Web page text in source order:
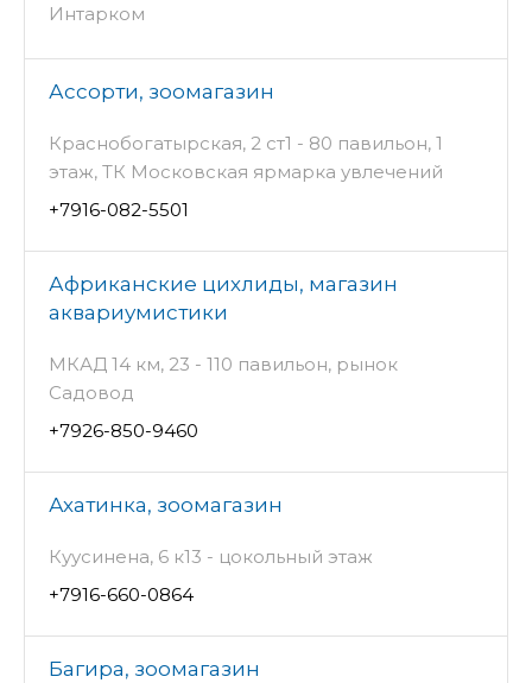
Интарком
Ассорти, зоомагазин
Краснобогатырская, 2 ст1 - 80 павильон, 1
этаж, ТК Московская ярмарка увлечений
+7916-082-5501
Африканские цихлиды, магазин
аквариумистики
МКАД 14 км, 23 - 110 павильон, рынок
Садовод
+7926-850-9460
Ахатинка, зоомагазин
Куусинена, 6 к13 - цокольный этаж
+7916-660-0864
Багира, зоомагазин